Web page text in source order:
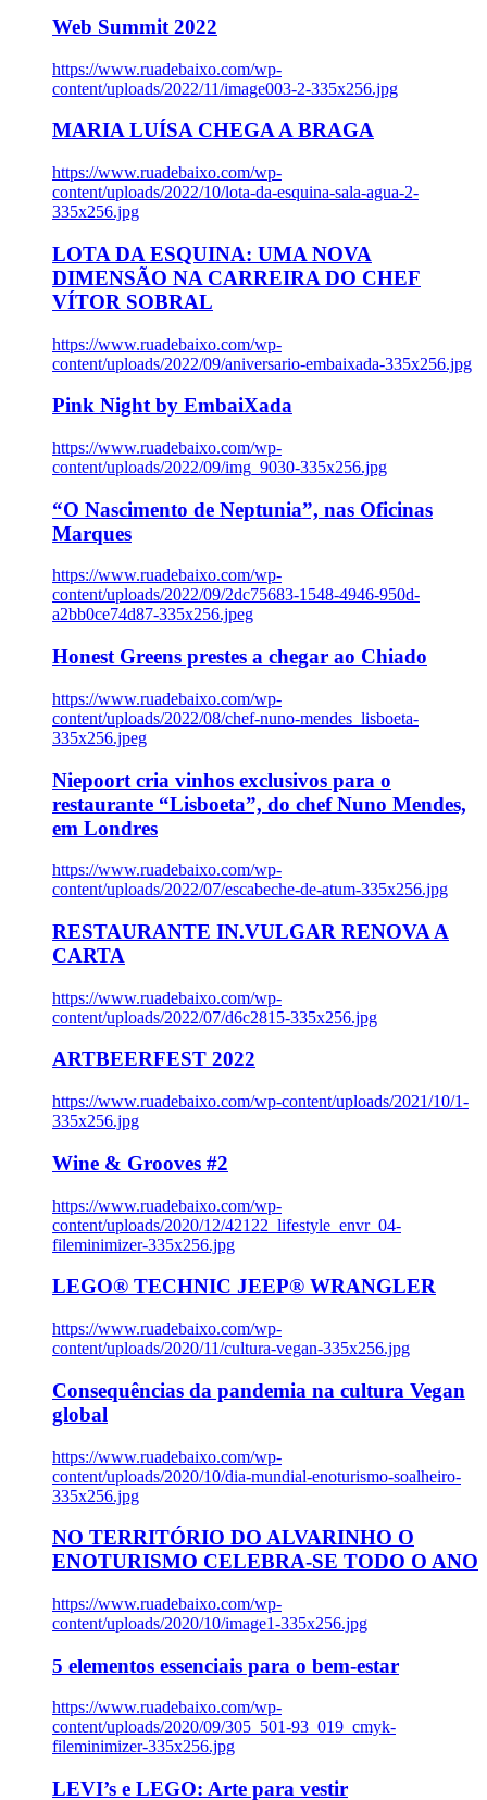
Web Summit 2022
https://www.ruadebaixo.com/wp-
content/uploads/2022/11/image003-2-335x256.jpg
MARIA LUÍSA CHEGA A BRAGA
https://www.ruadebaixo.com/wp-
content/uploads/2022/10/lota-da-esquina-sala-agua-2-
335x256.jpg
LOTA DA ESQUINA: UMA NOVA
DIMENSÃO NA CARREIRA DO CHEF
VÍTOR SOBRAL
https://www.ruadebaixo.com/wp-
content/uploads/2022/09/aniversario-embaixada-335x256.jpg
Pink Night by EmbaiXada
https://www.ruadebaixo.com/wp-
content/uploads/2022/09/img_9030-335x256.jpg
“O Nascimento de Neptunia”, nas Oficinas
Marques
https://www.ruadebaixo.com/wp-
content/uploads/2022/09/2dc75683-1548-4946-950d-
a2bb0ce74d87-335x256.jpeg
Honest Greens prestes a chegar ao Chiado
https://www.ruadebaixo.com/wp-
content/uploads/2022/08/chef-nuno-mendes_lisboeta-
335x256.jpeg
Niepoort cria vinhos exclusivos para o
restaurante “Lisboeta”, do chef Nuno Mendes,
em Londres
https://www.ruadebaixo.com/wp-
content/uploads/2022/07/escabeche-de-atum-335x256.jpg
RESTAURANTE IN.VULGAR RENOVA A
CARTA
https://www.ruadebaixo.com/wp-
content/uploads/2022/07/d6c2815-335x256.jpg
ARTBEERFEST 2022
https://www.ruadebaixo.com/wp-content/uploads/2021/10/1-
335x256.jpg
Wine & Grooves #2
https://www.ruadebaixo.com/wp-
content/uploads/2020/12/42122_lifestyle_envr_04-
fileminimizer-335x256.jpg
LEGO® TECHNIC JEEP® WRANGLER
https://www.ruadebaixo.com/wp-
content/uploads/2020/11/cultura-vegan-335x256.jpg
Consequências da pandemia na cultura Vegan
global
https://www.ruadebaixo.com/wp-
content/uploads/2020/10/dia-mundial-enoturismo-soalheiro-
335x256.jpg
NO TERRITÓRIO DO ALVARINHO O
ENOTURISMO CELEBRA-SE TODO O ANO
https://www.ruadebaixo.com/wp-
content/uploads/2020/10/image1-335x256.jpg
5 elementos essenciais para o bem-estar
https://www.ruadebaixo.com/wp-
content/uploads/2020/09/305_501-93_019_cmyk-
fileminimizer-335x256.jpg
LEVI’s e LEGO: Arte para vestir